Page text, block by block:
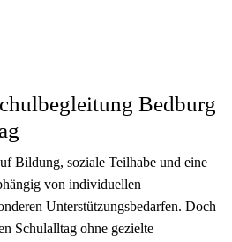
Bedburg
Bildung, soziale Teilhabe und eine
von individuellen
Unterstützungsbedarfen. Doch
Schulalltag ohne gezielte